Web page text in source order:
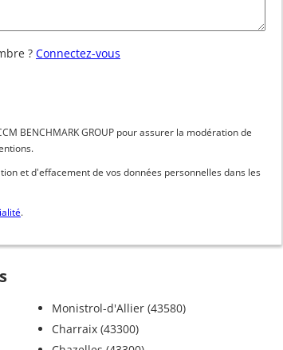
? Connectez-vous
BENCHMARK GROUP pour assurer la modération de
et d'effacement de vos données personnelles dans les
.
Monistrol-d'Allier (43580)
Charraix (43300)